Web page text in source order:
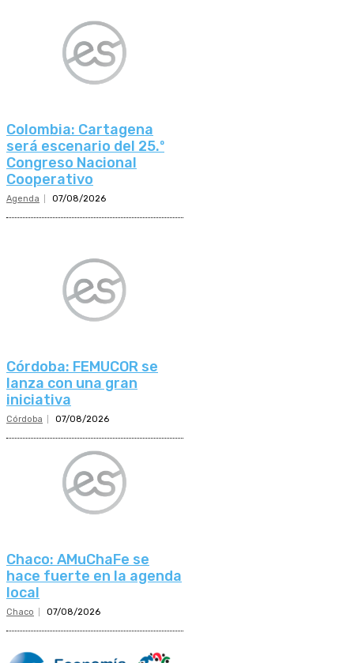
Colombia: Cartagena
será escenario del 25.º
Congreso Nacional
Cooperativo
Agenda 07/08/2026
Córdoba: FEMUCOR se
lanza con una gran
iniciativa
Córdoba 07/08/2026
Chaco: AMuChaFe se
hace fuerte en la agenda
local
Chaco 07/08/2026